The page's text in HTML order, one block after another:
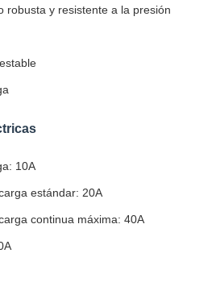
robusta y resistente a la presión
10A
estándar: 20A
continua máxima: 40A